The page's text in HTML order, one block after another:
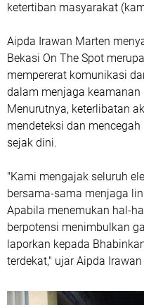
ketertiban masyarakat
Aipda Irawan Marten
Bekasi On The Spot
mempererat komunikasi
dalam menjaga keamanan
Menurutnya, keterlibatan
mendeteksi dan
sejak dini.
"Kami mengajak seluruh
bersama-sama menjaga
Apabila menemukan hal-
berpotensi menimbulkan
laporkan kepada
terdekat," ujar Aipda